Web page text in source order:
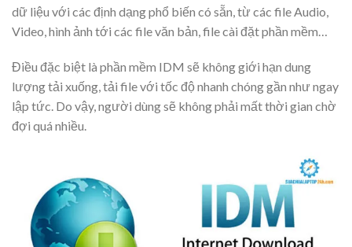
dữ liệu với các định dạng phổ biến có sẵn, từ các file Audio,
Video, hình ảnh tới các file văn bản, file cài đặt phần mềm…
Điều đặc biệt là phần mềm IDM sẽ không giới hạn dung
lượng tải xuống, tải file với tốc độ nhanh chóng gần như ngay
lập tức. Do vậy, người dùng sẽ không phải mất thời gian chờ
đợi quá nhiều.